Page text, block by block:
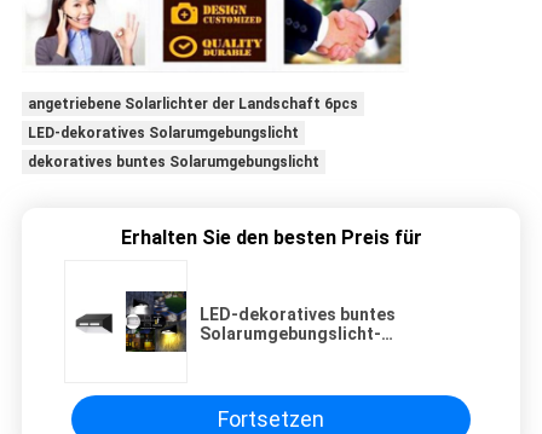
angetriebene Solarlichter der Landschaft 6pcs
LED-dekoratives Solarumgebungslicht
dekoratives buntes Solarumgebungslicht
Erhalten Sie den besten Preis für
LED-dekoratives buntes
Solarumgebungslicht-
Fortsetzen